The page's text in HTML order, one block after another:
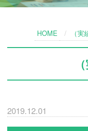
HOME （実
2019.12.01